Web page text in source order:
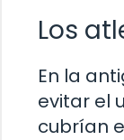
Los
En la
evitar el
cubrían